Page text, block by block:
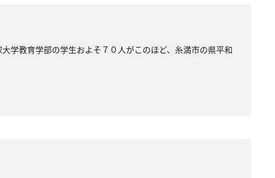
学教育学部の学生およそ７０人がこのほど、糸満市の県平和